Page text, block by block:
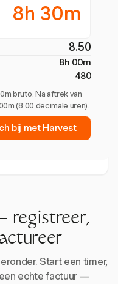
8h 30m
8.50
8h 00m
480
bruto. Na aftrek van
(8.00 decimale uren).
bij met Harvest
registreer,
Start een timer,
echte factuur —